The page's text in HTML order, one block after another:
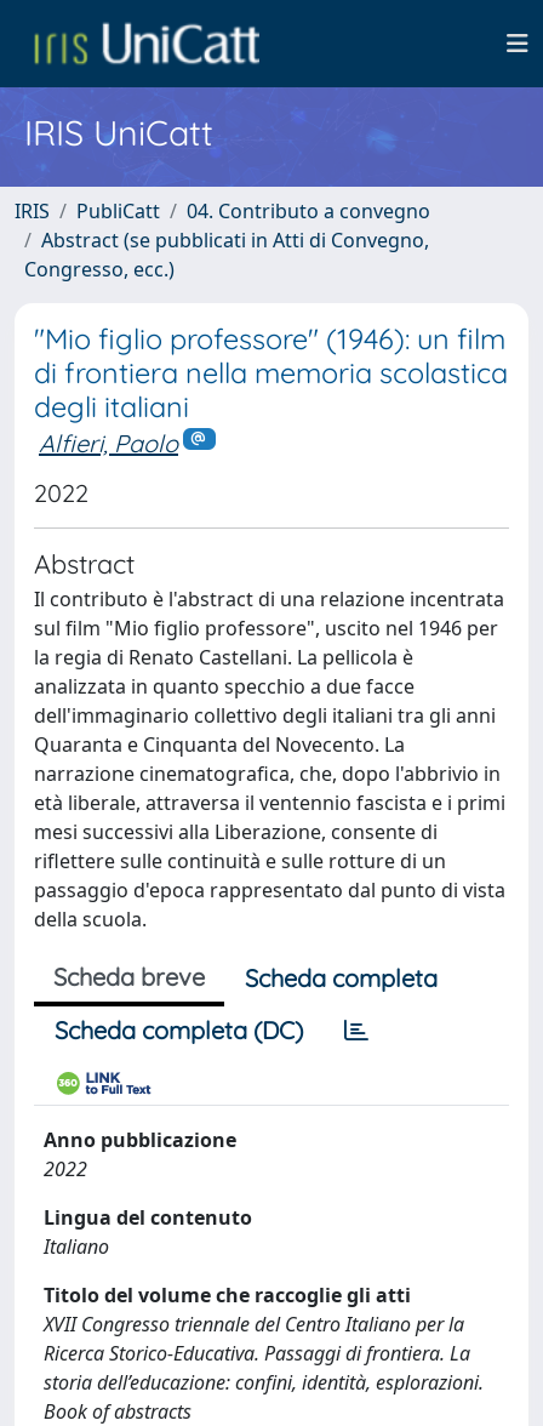
IRIS UniCatt
IRIS PubliCatt
04. Contributo a convegno
Abstract (se pubblicati in Atti di Convegno,
Congresso, ecc.)
"Mio figlio professore" (1946): un film
di frontiera nella memoria scolastica
degli italiani
Alfieri, Paolo
2022
Abstract
Il contributo è l'abstract di una relazione incentrata
sul film "Mio figlio professore", uscito nel 1946 per
la regia di Renato Castellani. La pellicola è
analizzata in quanto specchio a due facce
dell'immaginario collettivo degli italiani tra gli anni
Quaranta e Cinquanta del Novecento. La
narrazione cinematografica, che, dopo l'abbrivio in
età liberale, attraversa il ventennio fascista e i primi
mesi successivi alla Liberazione, consente di
riflettere sulle continuità e sulle rotture di un
passaggio d'epoca rappresentato dal punto di vista
della scuola.
Scheda breve
Scheda completa
Scheda completa (DC)
Anno pubblicazione
2022
Lingua del contenuto
Italiano
Titolo del volume che raccoglie gli atti
XVII Congresso triennale del Centro Italiano per la
Ricerca Storico-Educativa. Passaggi di frontiera. La
storia dell’educazione: confini, identità, esplorazioni.
Book of abstracts